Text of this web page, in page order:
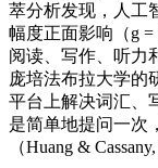
萃分析发现，人工
幅度正面影响（g
阅读、写作、听力
庞培法布拉大学的
平台上解决词汇
是简单地提问一次
（Huang &